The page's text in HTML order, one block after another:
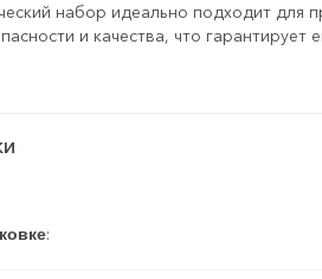
набор идеально подходит для
и качества, что
: